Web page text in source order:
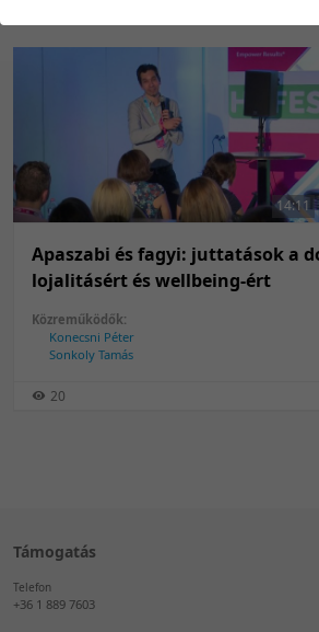
Kezdés/
Kezdés/
Feltöltés
Feltöltés
Utolsó
Utolsó
5 tétel/oldal
10 tétel/oldal
20 tétel/oldal
50 tétel/oldal
100 tétel/oldal
14:11
Apaszabi és fagyi: juttatások a
lojalitásért és wellbeing-ért
Közreműködők:
Konecsni Péter
Sonkoly Tamás
20
Támogatás
Telefon
+36 1 889 7603